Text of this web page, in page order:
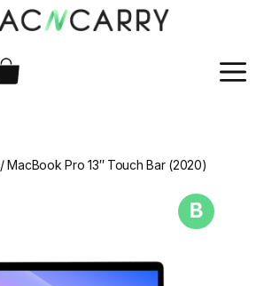
/ MacBook Pro 13″ Touch Bar (2020)
B